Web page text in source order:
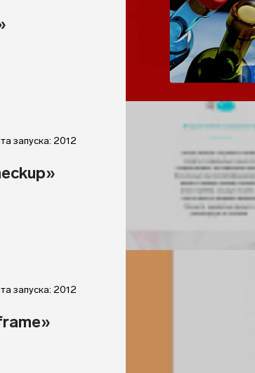
запуска: 2012
запуска: 2012